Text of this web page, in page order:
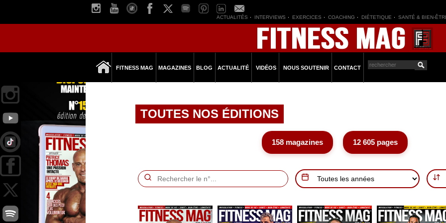
ACTUALITÉS INTERVIEWS EXERCICES COACHING DIÉTETIQUE SANTÉ & BIEN-
FITNESS MAG MAGAZINES BLOG ACTUALITÉ VIDÉOS NOUS SOUTENIR CONTACT
TOUTES NOS ÉDITIONS
158 magazines 12 605 pages